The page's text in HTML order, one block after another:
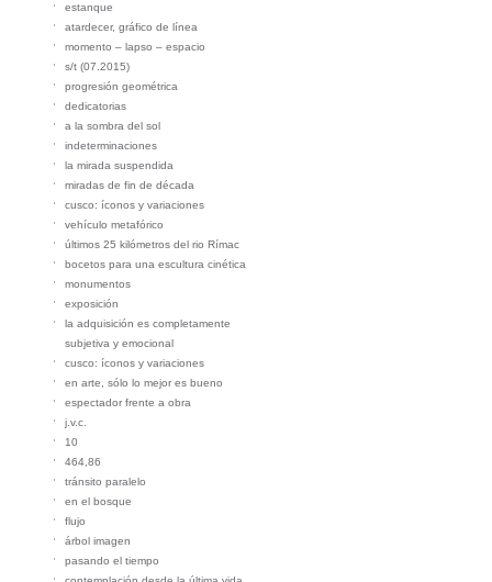
estanque
atardecer, gráfico de línea
momento – lapso – espacio
s/t (07.2015)
progresión geométrica
dedicatorias
a la sombra del sol
indeterminaciones
la mirada suspendida
miradas de fin de década
cusco: íconos y variaciones
vehículo metafórico
últimos 25 kilómetros del rio Rímac
bocetos para una escultura cinética
monumentos
exposición
la adquisición es completamente
subjetiva y emocional
cusco: íconos y variaciones
en arte, sólo lo mejor es bueno
espectador frente a obra
j.v.c.
10
464,86
tránsito paralelo
en el bosque
flujo
árbol imagen
pasando el tiempo